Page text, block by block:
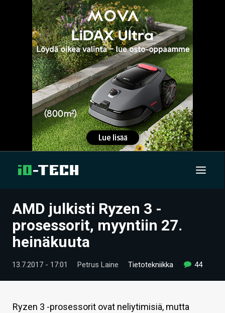
UUTISET
ARTIKKELIT
VIDEOT
TECHBBS
TIETOA
AMD julkisti Ryzen 3 -
prosessorit, myyntiin 27.
heinäkuuta
13.7.2017 - 17:01 Petrus Laine Tietotekniikka 44
Ryzen 3 -prosessorit ovat neliytimisiä, mutta